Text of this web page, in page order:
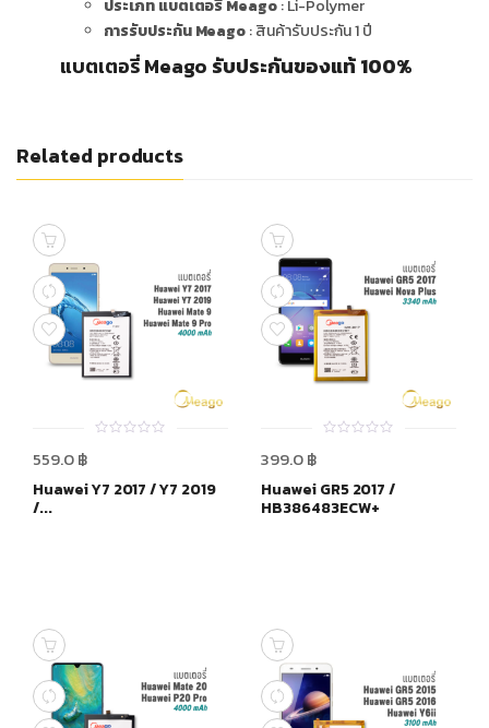
ประเภท แบตเตอรี่ Meago: Li-Polymer
การรับประกัน Meago: สินค้ารับประกัน 1 ปี
แบตเตอรี่ Meago รับประกันของแท้ 100%
Related products
5
559.0฿
Huawei Y7 2017 / Y7 2019
/...
5
399.0฿
Huawei GR5 2017 /
HB386483ECW+